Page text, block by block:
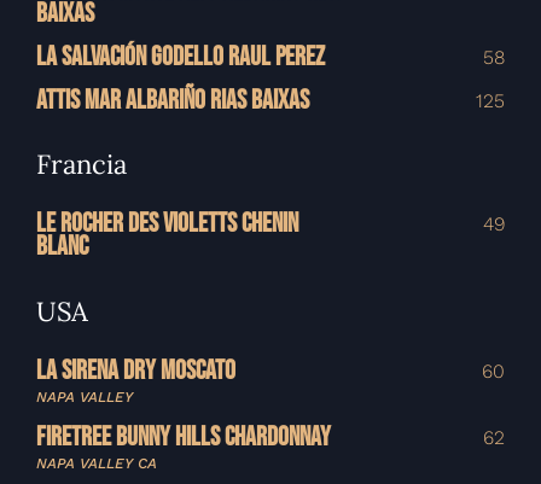
BAIXAS
LA SALVACIÓN GODELLO RAUL PEREZ 58
ATTIS MAR ALBARIÑO RIAS BAIXAS 125
Francia
LE ROCHER DES VIOLETTS CHENIN
BLANC
49
USA
LA SIRENA DRY MOSCATO
NAPA VALLEY
60
FIRETREE BUNNY HILLS CHARDONNAY
NAPA VALLEY CA
62